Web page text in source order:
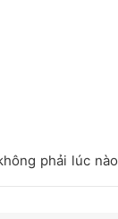
phải lúc